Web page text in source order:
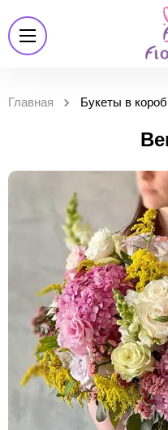
Главная Букеты в